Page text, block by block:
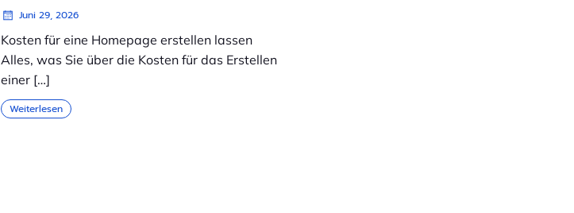
Juni 29, 2026
Kosten für eine Homepage erstellen lassen
Alles, was Sie über die Kosten für das Erstellen
einer […]
Weiterlesen